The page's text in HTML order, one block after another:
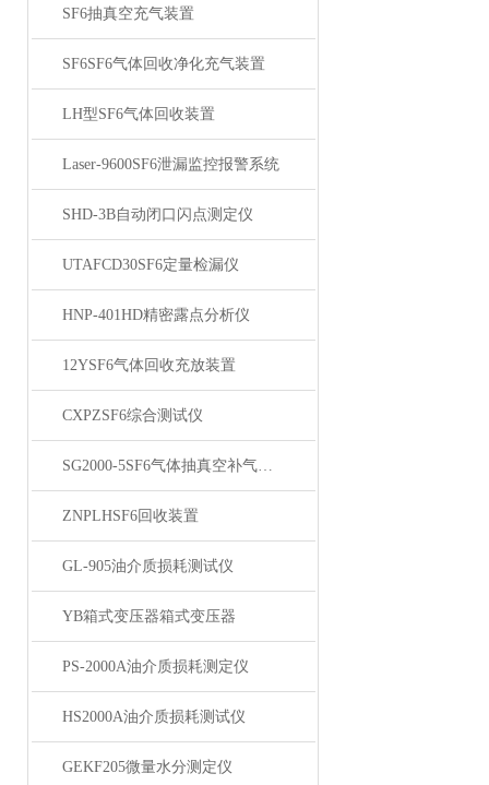
SF6抽真空充气装置
SF6SF6气体回收净化充气装置
LH型SF6气体回收装置
Laser-9600SF6泄漏监控报警系统
SHD-3B自动闭口闪点测定仪
UTAFCD30SF6定量检漏仪
HNP-401HD精密露点分析仪
12YSF6气体回收充放装置
CXPZSF6综合测试仪
SG2000-5SF6气体抽真空补气装置
ZNPLHSF6回收装置
GL-905油介质损耗测试仪
YB箱式变压器箱式变压器
PS-2000A油介质损耗测定仪
HS2000A油介质损耗测试仪
GEKF205微量水分测定仪